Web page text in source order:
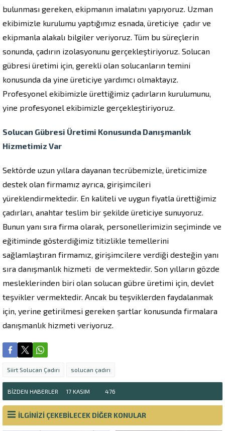
bulunması gereken, ekipmanın imalatını yapıyoruz. Uzman
ekibimizle kurulumu yaptığımız esnada, üreticiye çadır ve
ekipmanla alakalı bilgiler veriyoruz. Tüm bu süreçlerin
sonunda, çadırın izolasyonunu gerçekleştiriyoruz. Solucan
gübresi üretimi için, gerekli olan solucanların temini
konusunda da yine üreticiye yardımcı olmaktayız.
Profesyonel ekibimizle ürettiğimiz çadırların kurulumunu,
yine profesyonel ekibimizle gerçekleştiriyoruz.
Solucan Gübresi Üretimi Konusunda Danışmanlık
Hizmetimiz Var
Sektörde uzun yıllara dayanan tecrübemizle, üreticimize
destek olan firmamız ayrıca, girişimcileri
yüreklendirmektedir. En kaliteli ve uygun fiyatla ürettiğimiz
çadırları, anahtar teslim bir şekilde üreticiye sunuyoruz.
Bunun yanı sıra firma olarak, personellerimizin seçiminde ve
eğitiminde gösterdiğimiz titizlikle temellerini
sağlamlaştıran firmamız, girişimcilere verdiği desteğin yanı
sıra danışmanlık hizmeti de vermektedir. Son yılların gözde
mesleklerinden biri olan solucan gübre üretimi için, devlet
teşvikler vermektedir. Ancak bu teşviklerden faydalanmak
için, yerine getirilmesi gereken şartlar konusunda firmalara
danışmanlık hizmeti veriyoruz.
Siirt Solucan Çadırı solucan çadırı
BIZDEN HABERLER 17 KASIM 476
İLGİNİZİ ÇEKEBİLECEK DİĞER KONULAR